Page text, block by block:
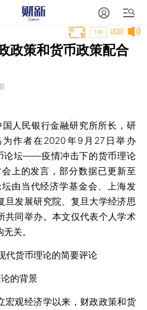
试听
T中
政策和货币政策配合
民银行金融研究所所长，研
作者在2020年9月27日举办
论坛——疫情冲击下的货币理论
上的发言，部分数据已更新至
由当代经济学基金会、上海发
旦发展研究院、复旦大学经济思
共同举办。本文仅代表个人学术
关。
代货币理论的简要评论
的背景
观经济学以来，财政政策和货